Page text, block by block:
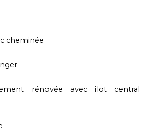
cheminée
rénovée avec îlot central